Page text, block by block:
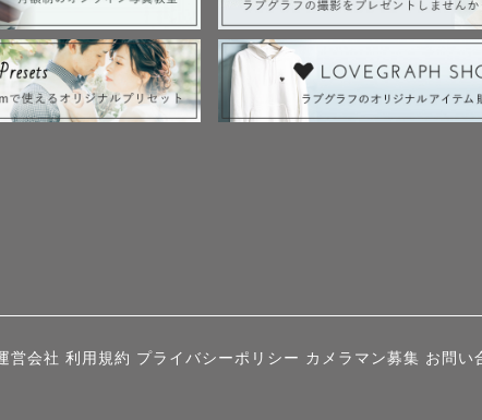
営会社 利用規約 プライバシーポリシー カメラマン募集 お問い